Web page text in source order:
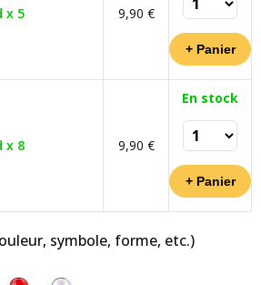
x 5 9,90 €
x 8 9,90 €
En stock
symbole, forme, etc.)